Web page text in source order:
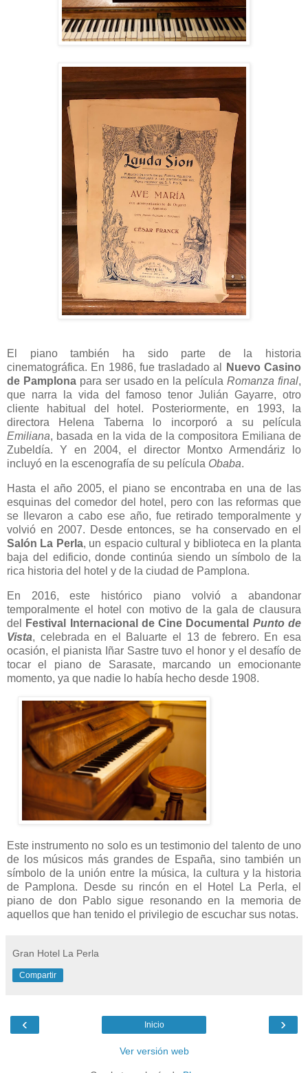
El piano también ha sido parte de la historia
cinematográfica. En 1986, fue trasladado al
Nuevo Casino
de Pamplonapara ser usado en la películaRomanza final,
que narra la vida del famoso tenor Julián Gayarre, otro
cliente habitual del hotel. Posteriormente, en 1993, la
directora Helena Taberna lo incorporó a su película
Emiliana, basada en la vida de la compositora Emiliana de
Zubeldía. Y en 2004, el director Montxo Armendáriz lo
incluyó en la escenografía de su película Obaba.
Hasta el año 2005, el piano se encontraba en una de las
esquinas del comedor del hotel, pero con las reformas que
se llevaron a cabo ese año, fue retirado temporalmente y
volvió en 2007. Desde entonces, se ha conservado en el
Salón La Perla, un espacio cultural y biblioteca en la planta
baja del edificio, donde continúa siendo un símbolo de la
rica historia del hotel y de la ciudad de Pamplona.
En 2016, este histórico piano volvió a abandonar
temporalmente el hotel con motivo de la gala de clausura
del
Festival Internacional de Cine Documental Punto de
Vista, celebrada en el Baluarte el 13 de febrero. En esa
ocasión, el pianista Iñar Sastre tuvo el honor y el desafío de
tocar el piano de Sarasate, marcando un emocionante
momento, ya que nadie lo había hecho desde 1908.
Este instrumento no solo es un testimonio del talento de uno
de los músicos más grandes de España, sino también un
símbolo de la unión entre la música, la cultura y la historia
de Pamplona. Desde su rincón en el Hotel La Perla, el
piano de don Pablo sigue resonando en la memoria de
aquellos que han tenido el privilegio de escuchar sus notas.
Gran Hotel La Perla
Compartir
‹ ›
Inicio
Ver versión web